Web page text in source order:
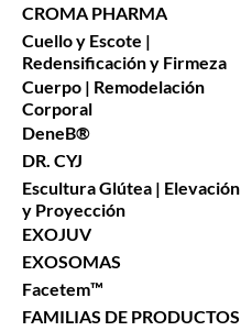
CROMA PHARMA
Cuello y Escote |
Redensificación y Firmeza
Cuerpo | Remodelación
Corporal
DeneB®
DR. CYJ
Escultura Glútea | Elevación
y Proyección
EXOJUV
EXOSOMAS
Facetem™
FAMILIAS DE PRODUCTOS